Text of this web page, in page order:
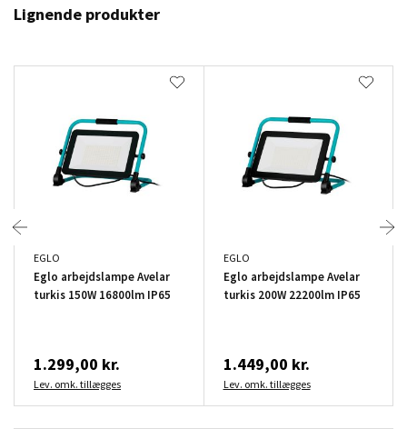
Lignende produkter
EGLO
Eglo arbejdslampe Avelar
turkis 150W 16800lm IP65
1.299,00 kr.
Lev. omk. tillægges
EGLO
Eglo arbejdslampe Avelar
turkis 200W 22200lm IP65
1.449,00 kr.
Lev. omk. tillægges